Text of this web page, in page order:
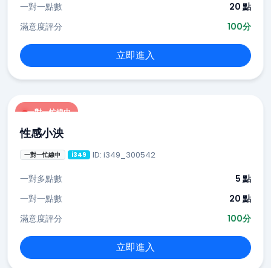
一對一點數
20 點
滿意度評分
100分
立即進入
一對一忙線中
性感小泱
一對一忙線中 i349 ID: i349_300542
一對多點數
5 點
一對一點數
20 點
滿意度評分
100分
立即進入